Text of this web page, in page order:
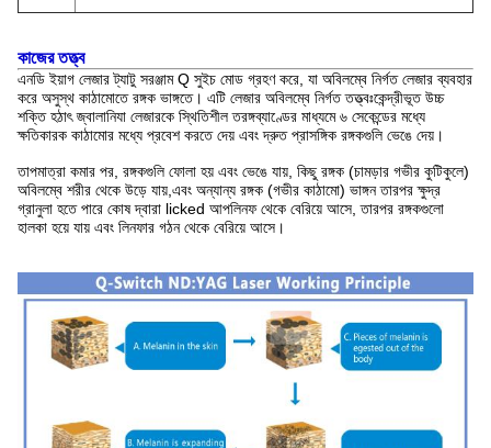
কাজের তত্ত্ব
এনডি ইয়াগ লেজার ট্যাটু সরঞ্জাম Q সুইচ মোড গ্রহণ করে, যা অবিলম্বে নির্গত লেজার ব্যবহার
করে অসুস্থ কাঠামোতে রঙ্গক ভাঙ্গতে। এটি লেজার অবিলম্বে নির্গত তত্ত্বঃকেন্দ্রীভূত উচ্চ
শক্তি হঠাৎ জ্বালানিযা লেজারকে স্থিতিশীল তরঙ্গব্যাণ্ডের মাধ্যমে ৬ সেকেন্ডের মধ্যে
ক্ষতিকারক কাঠামোর মধ্যে প্রবেশ করতে দেয় এবং দ্রুত প্রাসঙ্গিক রঙ্গকগুলি ভেঙে দেয়।
তাপমাত্রা কমার পর, রঙ্গকগুলি ফোলা হয় এবং ভেঙে যায়, কিছু রঙ্গক (চামড়ার গভীর কুটিকুলে)
অবিলম্বে শরীর থেকে উড়ে যায়,এবং অন্যান্য রঙ্গক (গভীর কাঠামো) ভাঙ্গন তারপর ক্ষুদ্র
গ্রানুলা হতে পারে কোষ দ্বারা licked আপলিনফ থেকে বেরিয়ে আসে, তারপর রঙ্গকগুলো
হালকা হয়ে যায় এবং লিনফার গঠন থেকে বেরিয়ে আসে।